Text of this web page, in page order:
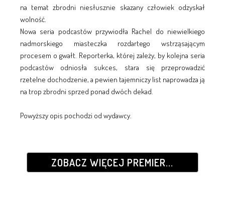
na temat zbrodni niesłusznie skazany człowiek odzyskał
wolność.
Nowa seria podcastów przywiodła Rachel do niewielkiego
nadmorskiego miasteczka rozdartego wstrząsającym
procesem o gwałt. Reporterka, której zależy, by kolejna seria
podcastów odniosła sukces, stara się przeprowadzić
rzetelne dochodzenie, a pewien tajemniczy list naprowadza ją
na trop zbrodni sprzed ponad dwóch dekad.
Powyższy opis pochodzi od wydawcy.
ZOBACZ WIĘCEJ PREMIER...